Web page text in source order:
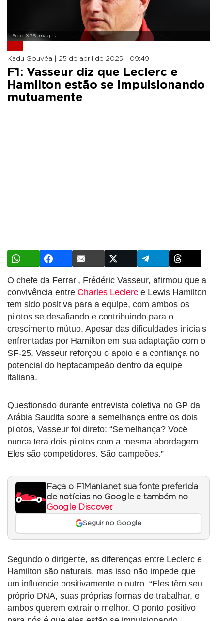
Foto: XPB Images
F1
Kadu Gouvêa | 25 de abril de 2025 - 09:49
F1: Vasseur diz que Leclerc e
Hamilton estão se impulsionando
mutuamente
O chefe da Ferrari, Frédéric Vasseur, afirmou que a
convivência entre Charles Leclerc e Lewis Hamilton
tem sido positiva para a equipe, com ambos os
pilotos se desafiando e contribuindo para o
crescimento mútuo. Apesar das dificuldades iniciais
enfrentadas por Hamilton em sua adaptação com o
SF-25, Vasseur reforçou o apoio e a confiança no
potencial do heptacampeão dentro da equipe
italiana.
Questionado durante entrevista coletiva no GP da
Arábia Saudita sobre a semelhança entre os dois
pilotos, Vasseur foi direto: “Semelhança? Você
nunca terá dois pilotos com a mesma abordagem.
Eles são competidores. São campeões.”
Faça o F1Mania.net sua fonte preferida
de notícias no Google e também no
Google Discover.
Seguir no Google
Segundo o dirigente, as diferenças entre Leclerc e
Hamilton são naturais, mas isso não impede que
um influencie positivamente o outro. “Eles têm seu
próprio DNA, suas próprias formas de trabalhar, e
ambos querem extrair o melhor. O ponto positivo